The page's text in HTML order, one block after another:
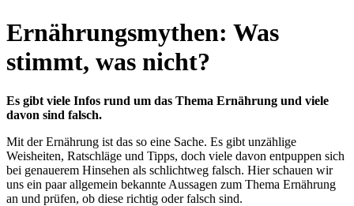
Ernährungsmythen: Was
stimmt, was nicht?
Es gibt viele Infos rund um das Thema Ernährung und viele
davon sind falsch.
Mit der Ernährung ist das so eine Sache. Es gibt unzählige
Weisheiten, Ratschläge und Tipps, doch viele davon entpuppen sich
bei genauerem Hinsehen als schlichtweg falsch. Hier schauen wir
uns ein paar allgemein bekannte Aussagen zum Thema Ernährung
an und prüfen, ob diese richtig oder falsch sind.